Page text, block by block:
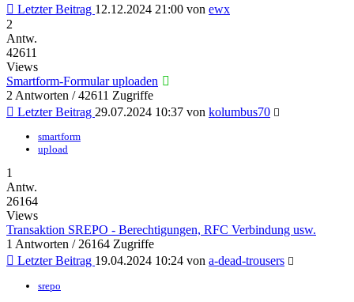
Letzter Beitrag 12.12.2024 21:00 von ewx
2
Antw.
42611
Views
Smartform-Formular uploaden
2 Antworten / 42611 Zugriffe
Letzter Beitrag 29.07.2024 10:37 von kolumbus70
smartform
upload
1
Antw.
26164
Views
Transaktion SREPO - Berechtigungen, RFC Verbindung usw.
1 Antworten / 26164 Zugriffe
Letzter Beitrag 19.04.2024 10:24 von a-dead-trousers
srepo